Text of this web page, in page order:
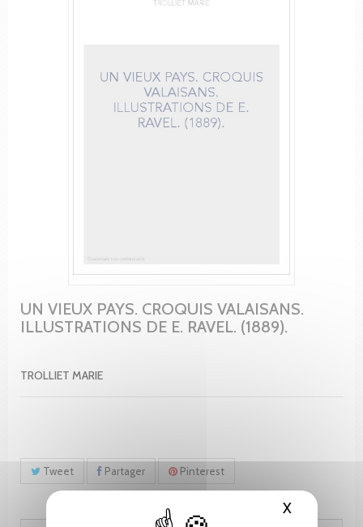
XMasquer
UN VIEUX PAYS. CROQUIS VALAISANS.
ILLUSTRATIONS DE E. RAVEL. (1889).
TROLLIET MARIE
Tweet Partager Pinterest